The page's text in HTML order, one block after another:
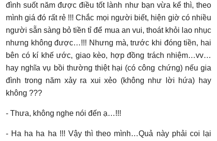
đình suốt năm được điều tốt lành như bạn vừa kể thì, theo
mình giá đó rất rẻ !!! Chắc mọi người biết, hiện giờ có nhiều
người sẵn sàng bỏ tiền tỉ để mua an vui, thoát khỏi lao nhục
nhưng không được…!!! Nhưng mà, trước khi đóng tiền, hai
bên có kí khế ước, giao kèo, hợp đồng trách nhiệm…vv…
hay nghĩa vụ bồi thường thiệt hại (có công chứng) nếu gia
đình trong năm xảy ra xui xẻo (không như lời hứa) hay
không ???
- Thưa, không nghe nói đến ạ…!!!
- Ha ha ha ha !!! Vậy thì theo mình…Quả này phải coi lại